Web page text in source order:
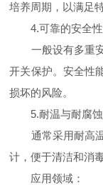
培养周期，以满足
4.可靠的安全
一般设有多重安
开关保护。安全性
损坏的风险。
5.耐温与耐腐蚀
通常采用耐高温
计，便于清洁和消
应用领域：